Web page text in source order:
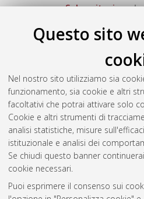
Questo sito
Nel nostro sito utilizziamo sia
funzionamento, sia cookie e altri
facoltativi che potrai attivare solo
Cookie e altri strumenti di
analisi statistiche, misure
istituzionale e analisi dei
Se chiudi questo banner
cookie necessari.
Puoi esprimere il consenso sui
Salva citazione
Documenti full-
Documento PDF
Full-text non
Download (42MB)
Altri
Gestione del
Atom